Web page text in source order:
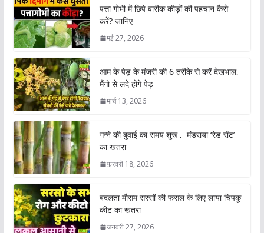
पत्ता गोभी में छिपे बारीक कीड़ों की पहचान कैसे
करें? जानिए
मई 27, 2026
आम के पेड़ के मंजरी की 6 तरीके से करें देखभाल,
मैंगो से लदे होंगे पेड़
मार्च 13, 2026
गन्ने की बुवाई का समय शुरू , मंडराया ‘रेड रॉट’
का खतरा
फ़रवरी 18, 2026
बदलता मौसम सरसों की फसल के लिए लाया चिपकू
कीट का खतरा
जनवरी 27, 2026